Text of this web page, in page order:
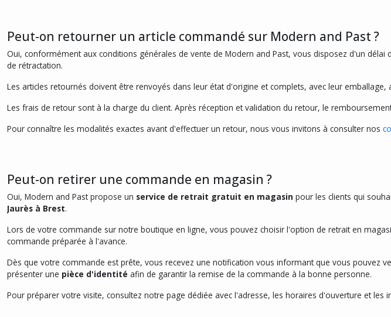
Peut-on retourner un article commandé sur Modern and Past ?
Oui, conformément aux conditions générales de vente de Modern and Past, vous disposez d'un délai
de rétractation.
Les articles retournés doivent être renvoyés dans leur état d'origine et complets, avec leur
Les frais de retour sont à la charge du client. Après réception et validation du retour, le
Pour connaître les modalités exactes avant d'effectuer un retour, nous vous invitons à consulter nos
Peut-on retirer une commande en magasin ?
Oui, Modern and Past propose un service de retrait gratuit en magasin pour les clients qui
Jaurès à Brest.
Lors de votre commande sur notre boutique en ligne, vous pouvez choisir l'option de retrait en
commande préparée à l'avance.
Dès que votre commande est prête, vous recevez une notification vous informant que vous pouvez
présenter une pièce d'identité afin de garantir la remise de la commande à la bonne personne.
Pour préparer votre visite, consultez notre page dédiée avec l'adresse, les horaires d'ouverture et les